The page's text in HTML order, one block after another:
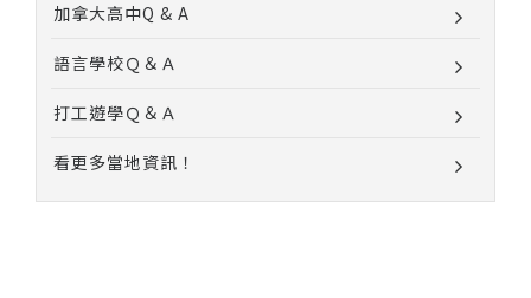
加拿大高中Q & A
語言學校Ｑ＆Ａ
打工遊學Ｑ＆Ａ
看更多當地資訊！